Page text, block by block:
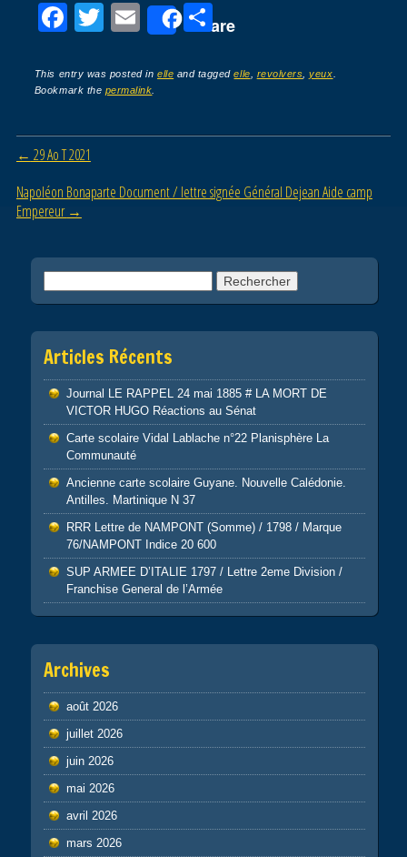
F
c
e
b
o
o
k
T
tt
er
E
ail
Share
P
ta
er
This entry was posted inelle and taggedelle revolvers ,yeux
Bookmark the permalink
Post navigation
← 29 Ao T 2021
Napoléon Bonaparte Document / lettre signée Général Dejean Aide camp
Empereur →
Articles Récents
Journal LE RAPPEL 24 mai 1885 # LA MORT DE
VICTOR HUGO Réactions au Sénat
Carte scolaire Vidal Lablache n°22 Planisphère La
Communauté
Ancienne carte scolaire Guyane. Nouvelle Calédonie.
Antilles. Martinique N 37
RRR Lettre de NAMPONT (Somme) / 1798 / Marque
76/NAMPONT Indice 20 600
SUP ARMEE D’ITALIE 1797 / Lettre 2eme Division /
Franchise General de l’Armée
Archives
août 2026
juillet 2026
juin 2026
mai 2026
avril 2026
mars 2026